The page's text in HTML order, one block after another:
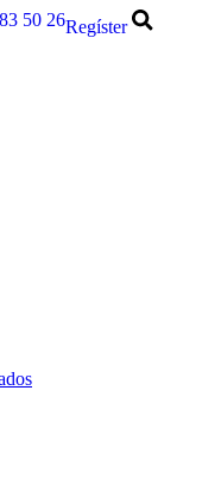
50 26Regíster